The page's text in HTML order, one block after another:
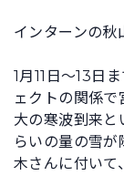
インターンの秋
1月11日～13日
ェクトの関係で
大の寒波到来と
らいの量の雪
木さんに付いて